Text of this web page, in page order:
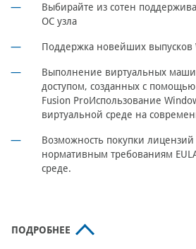
Выбирайте из сотен
ОС узла
Поддержка новейших выпусков
Выполнение виртуальных
доступом, созданных с
Fusion ProИспользование
виртуальной среде на
Возможность покупки лицензий
нормативным требованиям
среде.
ПОДРОБНЕЕ